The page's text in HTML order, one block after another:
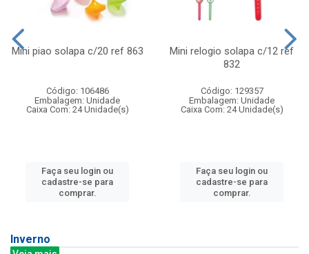
Mini piao solapa c/20 ref 863
Código: 106486
Embalagem: Unidade
Caixa Com: 24 Unidade(s)
Faça seu login ou
cadastre-se para
comprar.
Mini relogio solapa c/12 ref
832
Código: 129357
Embalagem: Unidade
Caixa Com: 24 Unidade(s)
Faça seu login ou
cadastre-se para
comprar.
Inverno